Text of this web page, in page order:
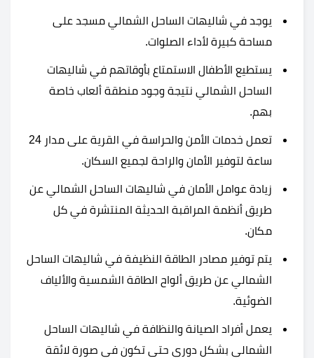
يوجد في شاليهات الساحل الشمالي مسجد على
مساحة كبيرة لأداء الصلوات.
يستطيع الأطفال الاستمتاع بأوقاتهم في شاليهات
الساحل الشمالي نتيجة وجود منطقة ألعاب خاصة
بهم.
تعمل خدمات الأمن والحراسة في القرية على مدار 24
ساعة لتوفير الأمان والراحة لجميع السكان.
زيادة عوامل الأمان في شاليهات الساحل الشمالي عن
طريق أنظمة المراقبة الحديثة المنتشرة في كل
مكان.
يتم توفير مصادر الطاقة النظيفة في شاليهات الساحل
الشمالي عن طريق ألواح الطاقة الشمسية والألياف
الضوئية.
يعمل أفراد الصيانة والنظافة في شاليهات الساحل
الشمالي بشكل دوري حتى تكون في صورة لائقة